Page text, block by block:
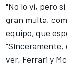
"No lo vi, pero
gran multa,
equipo, que
"Sinceramente,
ver, Ferrari y